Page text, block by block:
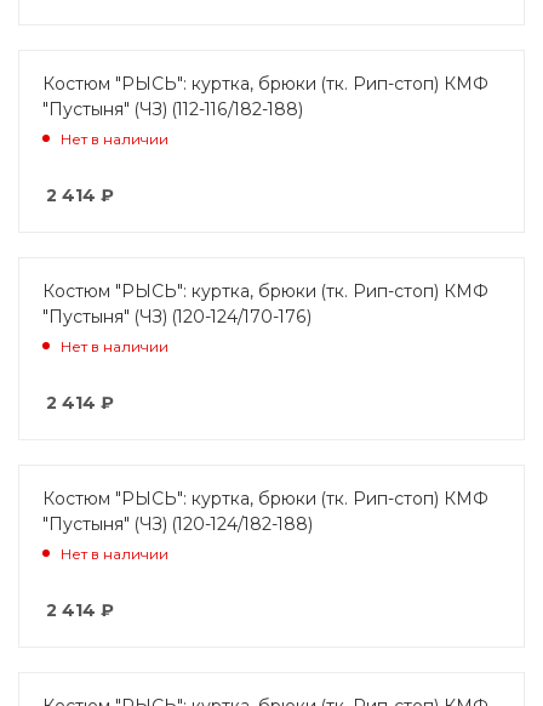
Костюм "РЫСЬ": куртка, брюки (тк. Рип-стоп) КМФ
"Пустыня" (ЧЗ) (112-116/182-188)
Нет в наличии
2 414 ₽
Костюм "РЫСЬ": куртка, брюки (тк. Рип-стоп) КМФ
"Пустыня" (ЧЗ) (120-124/170-176)
Нет в наличии
2 414 ₽
Костюм "РЫСЬ": куртка, брюки (тк. Рип-стоп) КМФ
"Пустыня" (ЧЗ) (120-124/182-188)
Нет в наличии
2 414 ₽